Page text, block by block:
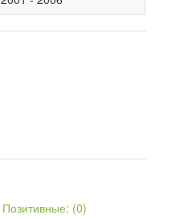
Позитивные: (0)